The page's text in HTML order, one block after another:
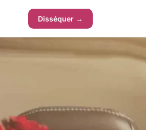
Disséquer →